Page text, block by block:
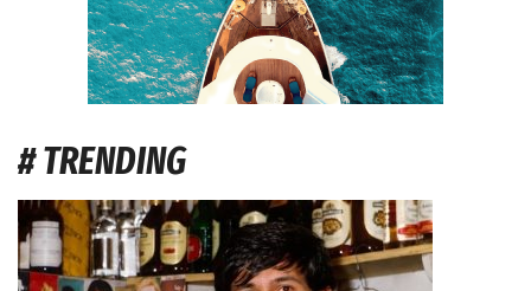
# TRENDING